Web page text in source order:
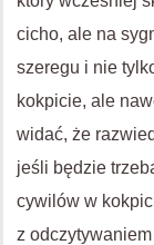
cicho, ale na
szeregu i nie
kokpicie, ale
widać, że
jeśli będzie
cywilów w
z